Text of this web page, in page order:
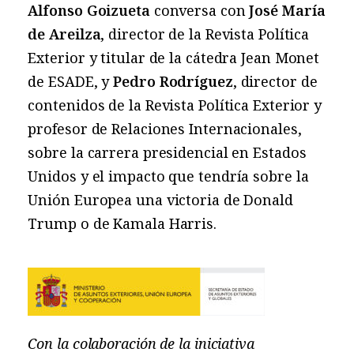
Alfonso Goizuetaconversa conJosé María
de Areilza, director de la Revista Política
Exterior y titular de la cátedra Jean Monet
de ESADE, yPedro Rodríguez, director de
contenidos de la Revista Política Exterior y
profesor de Relaciones Internacionales,
sobre la carrera presidencial en Estados
Unidos y el impacto que tendría sobre la
Unión Europea una victoria de Donald
Trump o de Kamala Harris.
Con la colaboración de la iniciativa